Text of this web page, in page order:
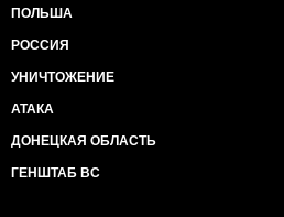
ПОЛЬША
РОССИЯ
УНИЧТОЖЕНИЕ
АТАКА
ДОНЕЦКАЯ ОБЛАСТЬ
ГЕНШТАБ ВС